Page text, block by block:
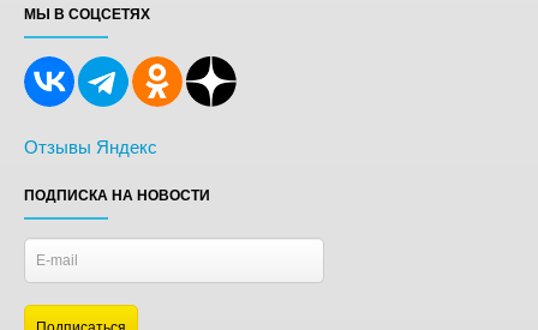
МЫ В СОЦСЕТЯХ
Отзывы Яндекс
ПОДПИСКА НА НОВОСТИ